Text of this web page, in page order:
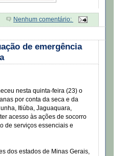
Nenhum comentário:
de emergência
nesta quinta-feira (23) o
por conta da seca e da
Itiúba, Jaguaquara,
acesso às ações de socorro
de serviços essenciais e
dos estados de Minas Gerais,